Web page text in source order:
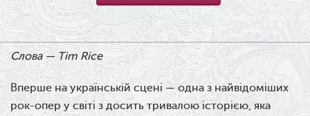
Слова — Tim Rice
Вперше на українській сцені — одна з найвідоміших
рок-опер у світі з досить тривалою історією, яка